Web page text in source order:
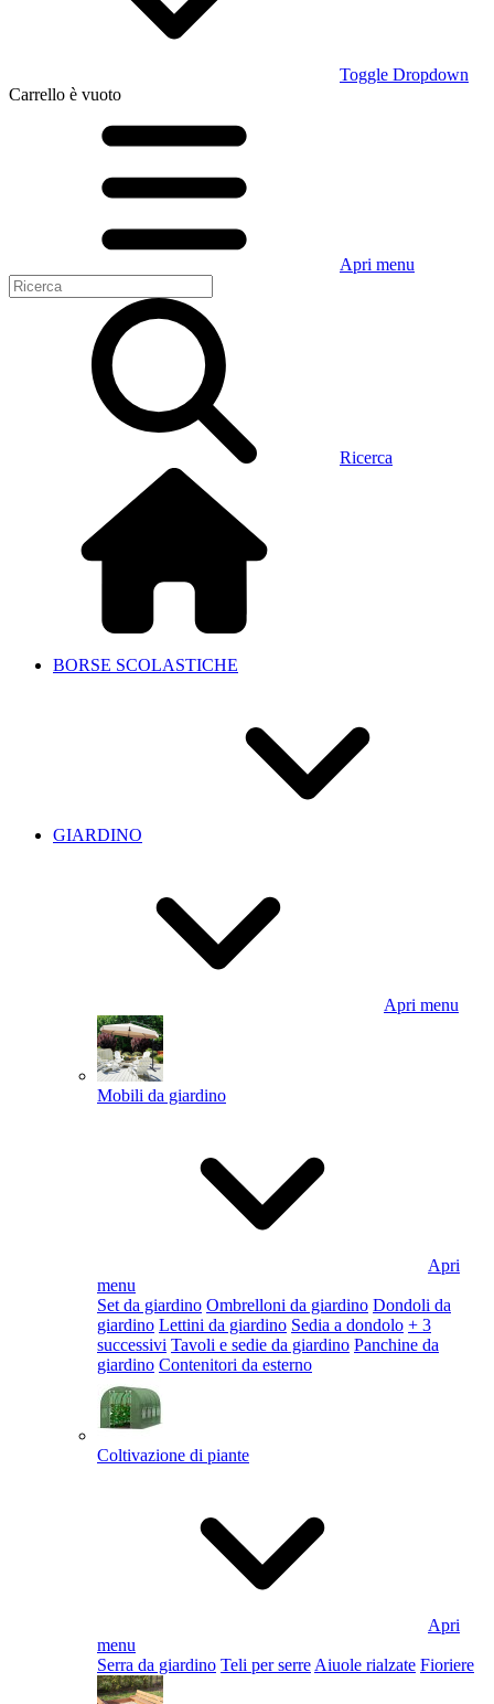
Toggle Dropdown
Carrello è vuoto
Apri menu
Ricerca
BORSE SCOLASTICHE
GIARDINO
Apri menu
Mobili da giardino
Apri
menu
Set da giardino Ombrelloni da giardino Dondoli da
giardino Lettini da giardino Sedia a dondolo + 3
successivi Tavoli e sedie da giardino Panchine da
giardino Contenitori da esterno
Coltivazione di piante
Apri
menu
Serra da giardino Teli per serre Aiuole rialzate Fioriere